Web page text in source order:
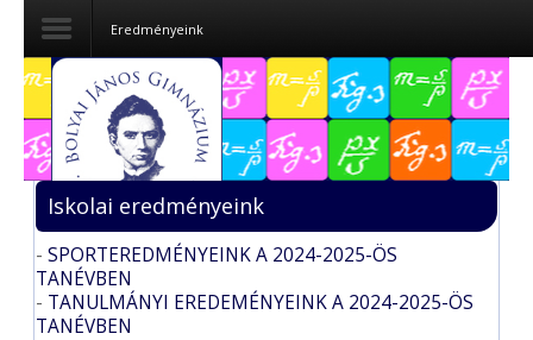
Dokumentumok
Felvételizőknek
Pályázatok
Tehetségpont
Közérdekű
Eredményeink
Iskolai eredményeink
-SPORTEREDMÉNYEINK A 2024-2025-ÖS
TANÉVBEN
- TANULMÁNYI EREDEMÉNYEINK A 2024-2025-ÖS
TANÉVBEN